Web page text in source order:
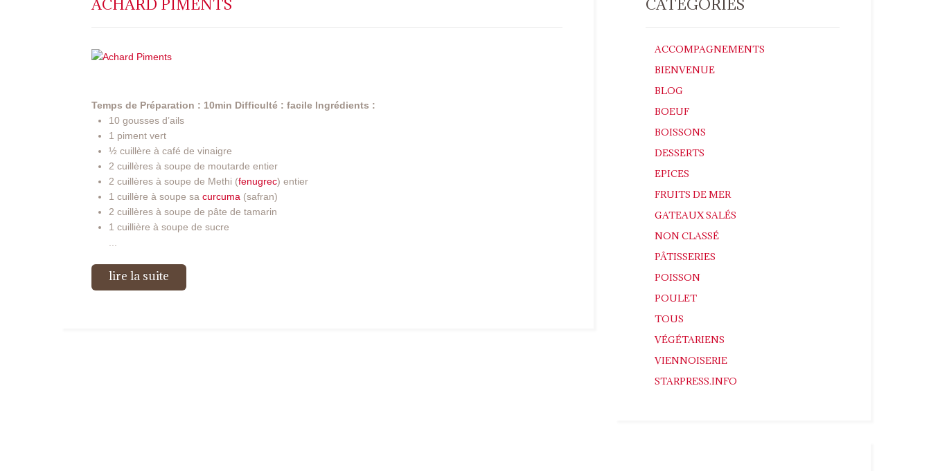
ACHARD PIMENTS
Temps de Préparation : 10min Difficulté : facile Ingrédients :
10 gousses d’ails
1 piment vert
½ cuillère à café de vinaigre
2 cuillères à soupe de moutarde entier
2 cuillères à soupe de Methi (fenugrec) entier
1 cuillère à soupe sa curcuma (safran)
2 cuillères à soupe de pâte de tamarin
1 cuillière à soupe de sucre
lire la suite
CATÉGORIES
ACCOMPAGNEMENTS
BIENVENUE
BLOG
BOEUF
BOISSONS
DESSERTS
EPICES
FRUITS DE MER
GATEAUX SALÉS
NON CLASSÉ
PÂTISSERIES
POISSON
POULET
TOUS
VÉGÉTARIENS
VIENNOISERIE
STARPRESS.INFO